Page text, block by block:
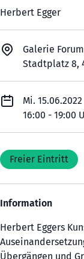
Herbert Egger
Galerie
Stadtplatz 8,
Mi. 15.06.2022
16:00 - 19:00
Freier Eintritt
Information
Herbert Eggers
Übergängen und